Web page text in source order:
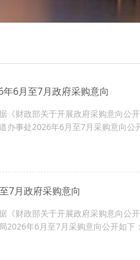
6月至7月政府采购意向
《财政部关于开展政府采购意向公
事处2026年6月至7月采购意向公
7月政府采购意向
《财政部关于开展政府采购意向公
年6月至7月采购意向公开如下